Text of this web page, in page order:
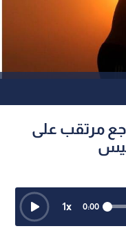
مرتقب على
0:00
1x